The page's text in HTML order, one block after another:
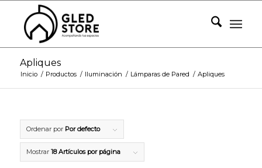
Apliques
Inicio / Productos / Iluminación / Lámparas de Pared / Apliques
Ordenar por Por defecto
Mostrar 18 Artículos por página